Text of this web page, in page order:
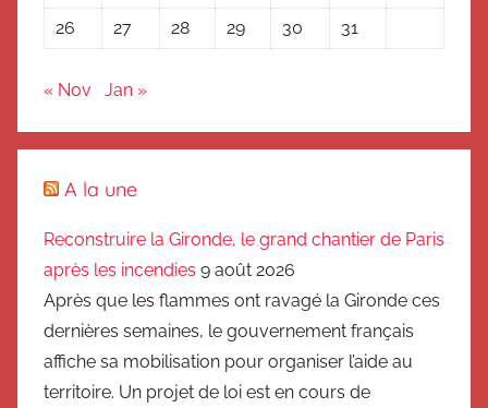
26
27 28 29 30 31
« Nov Jan »
A la une
Reconstruire la Gironde, le grand chantier de Paris
après les incendies 9 août 2026
Après que les flammes ont ravagé la Gironde ces
dernières semaines, le gouvernement français
affiche sa mobilisation pour organiser l’aide au
territoire. Un projet de loi est en cours de